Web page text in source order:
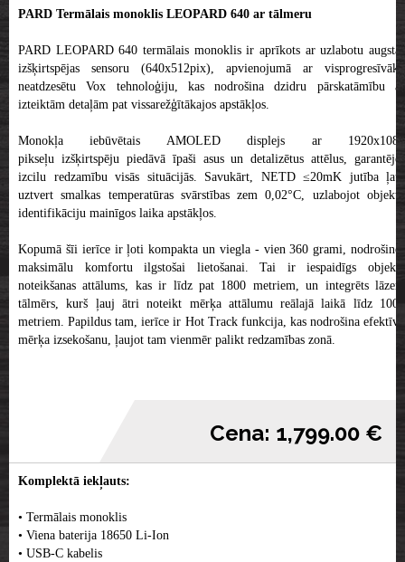
PARD Termālais monoklis LEOPARD 640 ar tālmeru
PARD LEOPARD 640 termālais monoklis ir aprīkots ar uzlabotu augstas
izšķirtspējas sensoru (640x512pix), apvienojumā ar visprogresīvāko
neatdzesētu Vox tehnoloģiju, kas nodrošina dzidru pārskatāmību ar
izteiktām detaļām pat vissarežģītākajos apstākļos.
Monokļa iebūvētais AMOLED displejs ar 1920x1080
pikseļu izšķirtspēju piedāvā īpaši asus un detalizētus attēlus, garantējot
izcilu redzamību visās situācijās. Savukārt, NETD ≤20mK jutība ļauj
uztvert smalkas temperatūras svārstības zem 0,02°C, uzlabojot objektu
identifikāciju mainīgos laika apstākļos.
Kopumā šīi ierīce ir ļoti kompakta un viegla - vien 360 grami, nodrošinot
maksimālu komfortu ilgstošai lietošanai. Tai ir iespaidīgs objekta
noteikšanas attālums, kas ir līdz pat 1800 metriem, un integrēts lāzera
tālmērs, kurš ļauj ātri noteikt mērķa attālumu reālajā laikā līdz 1000
metriem. Papildus tam, ierīce ir Hot Track funkcija, kas nodrošina efektīvu
mērķa izsekošanu, ļaujot tam vienmēr palikt redzamības zonā.
Cena: 1,799.00 €
Komplektā iekļauts:
• Termālais monoklis
• Viena baterija 18650 Li-Ion
• USB-C kabelis